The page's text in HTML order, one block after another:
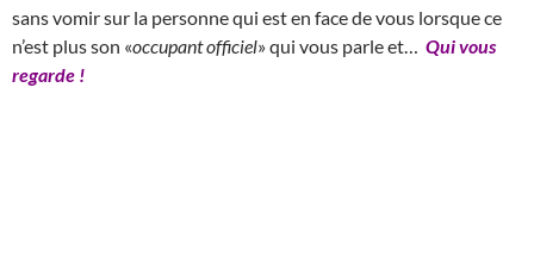
sans vomir sur la personne qui est en face de vous lorsque ce
n’est plus son «occupant officiel» qui vous parle et… Qui vous
regarde !